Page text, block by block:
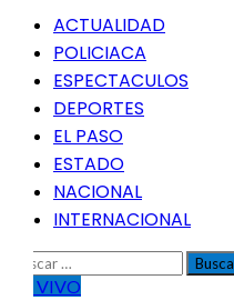
Menú
principal
ACTUALIDAD
POLICIACA
ESPECTACULOS
DEPORTES
EL PASO
ESTADO
NACIONAL
INTERNACIONAL
Buscar:
EN VIVO